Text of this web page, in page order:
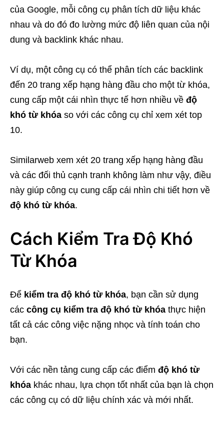
của Google, mỗi công cụ phân tích dữ liệu khác
nhau và do đó đo lường mức độ liên quan của nội
dung và backlink khác nhau.
Ví dụ, một công cụ có thể phân tích các backlink
đến 20 trang xếp hạng hàng đầu cho một từ khóa,
cung cấp một cái nhìn thực tế hơn nhiều về độ
khó từ khóa so với các công cụ chỉ xem xét top
10.
Similarweb xem xét 20 trang xếp hạng hàng đầu
và các đối thủ cạnh tranh không làm như vậy, điều
này giúp công cụ cung cấp cái nhìn chi tiết hơn về
độ khó từ khóa.
Cách Kiểm Tra Độ Khó
Từ Khóa
Để kiểm tra độ khó từ khóa, bạn cần sử dụng
các công cụ kiểm tra độ khó từ khóa thực hiện
tất cả các công việc nặng nhọc và tính toán cho
bạn.
Với các nền tảng cung cấp các điểm độ khó từ
khóa khác nhau, lựa chọn tốt nhất của bạn là chọn
các công cụ có dữ liệu chính xác và mới nhất.